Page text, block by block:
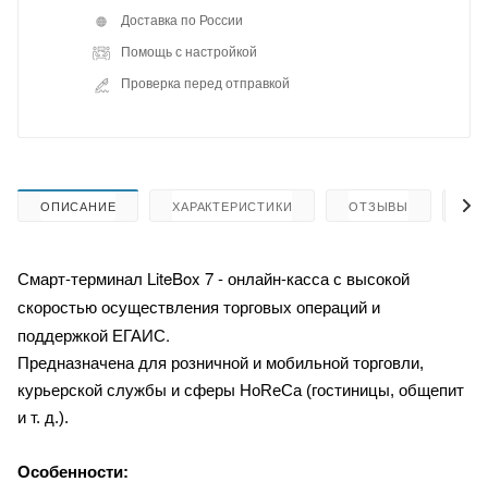
Доставка по России
Помощь с настройкой
Проверка перед отправкой
ОПИСАНИЕ ХАРАКТЕРИСТИКИ ОТЗЫВЫ
Смарт-терминал LiteBox 7 - онлайн-касса с высокой
скоростью осуществления торговых операций и
поддержкой ЕГАИС.
Предназначена для розничной и мобильной торговли,
курьерской службы и сферы HoReCa (гостиницы, общепит
и т. д.).
Особенности: